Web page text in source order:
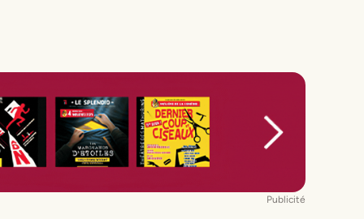
Publicité